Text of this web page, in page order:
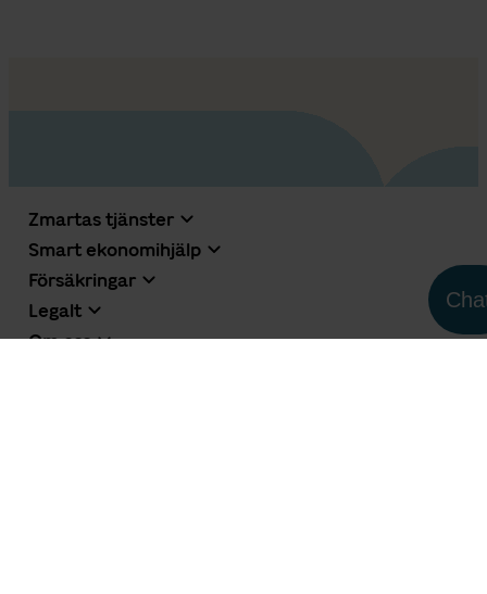
Zmartas tjänster
Smart ekonomihjälp
Försäkringar
Legalt
Om oss